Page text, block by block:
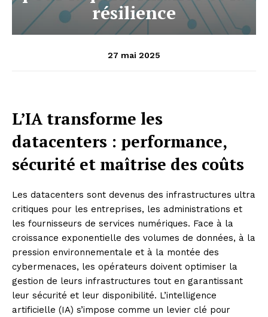
résilience
27 mai 2025
L’IA transforme les
datacenters : performance,
sécurité et maîtrise des coûts
Les datacenters sont devenus des infrastructures ultra
critiques pour les entreprises, les administrations et
les fournisseurs de services numériques. Face à la
croissance exponentielle des volumes de données, à la
pression environnementale et à la montée des
cybermenaces, les opérateurs doivent optimiser la
gestion de leurs infrastructures tout en garantissant
leur sécurité et leur disponibilité. L’intelligence
artificielle (IA) s’impose comme un levier clé pour